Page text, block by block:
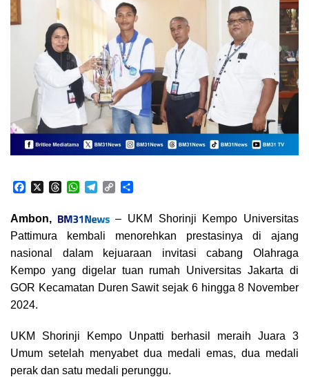
c
e
b
o
k
e
d
W
t
s
A
p
e
g
m
C
L
i
n
a
r
e
Ambon,
– UKM Shorinji Kempo Universitas
Pattimura kembali menorehkan prestasinya di ajang
nasional dalam kejuaraan invitasi cabang Olahraga
Kempo yang digelar tuan rumah Universitas Jakarta di
GOR Kecamatan Duren Sawit sejak 6 hingga 8 November
2024.
UKM Shorinji Kempo Unpatti berhasil meraih Juara 3
Umum setelah menyabet dua medali emas, dua medali
perak dan satu medali perunggu.